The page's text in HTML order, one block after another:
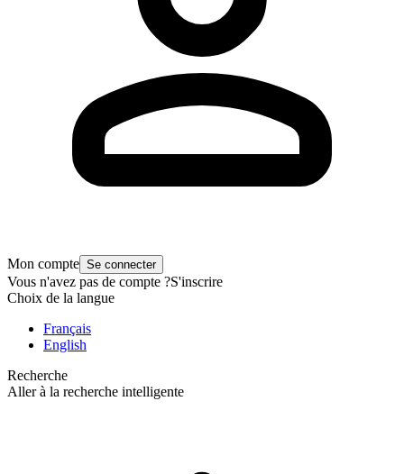
Mon compte Se connecter
Vous n'avez pas de compte ?S'inscrire
Choix de la langue
Français
English
Recherche
Aller à la recherche intelligente